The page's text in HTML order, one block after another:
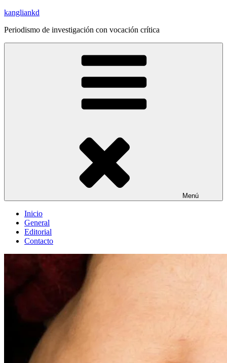
Saltar
contenido
kangliankd
Periodismo de investigación con vocación crítica
Menú
Inicio
General
Editorial
Contacto